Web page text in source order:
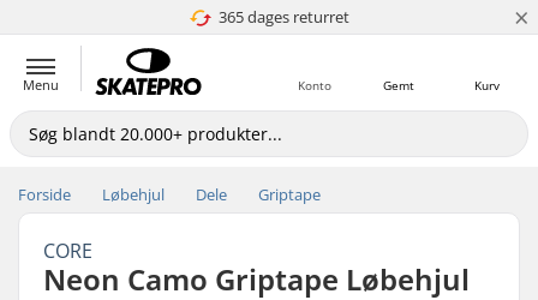
365 dages returret
4.8 ud af 5 ×
Menu Kurv
Gemt
Konto
Forside Løbehjul Dele Griptape
CORE
Neon Camo Griptape Løbehjul